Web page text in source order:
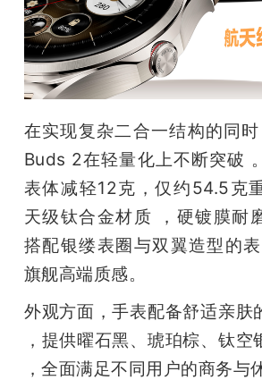
在实现复杂二合一结构的同
Buds 2在轻量化上不断突破
表体减轻12克，仅约54.5克
天级钛合金材质 ，硬镀膜耐
搭配银缕表圈与双翼造型的
旗舰高端质感。
外观方面，手表配备舒适亲肤
，提供曜石黑、琥珀棕、钛
，全面满足不同用户的商务与